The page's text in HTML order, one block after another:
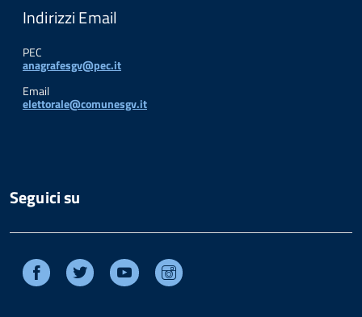
Indirizzi Email
PEC
anagrafesgv@pec.it
Email
elettorale@comunesgv.it
Seguici su
Facebook Twitter Youtube